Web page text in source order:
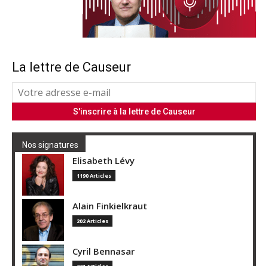
La lettre de Causeur
Nos signatures
Elisabeth Lévy
1190 Articles
Alain Finkielkraut
202 Articles
Cyril Bennasar